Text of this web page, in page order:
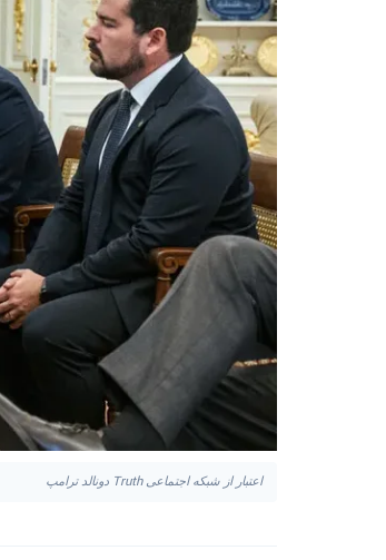
اعتبار از شبکه اجتماعی Truth دونالد ترامپ